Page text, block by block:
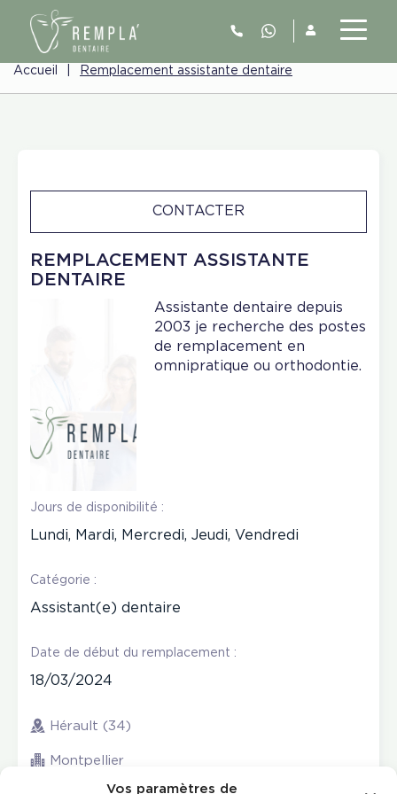
Vos paramètres de
Accueil Remplacement assistante dentaire
REMPLACEMENT ASSISTANTE
DENTAIRE
CONTACTER
Assistante dentaire depuis
2003 je recherche des postes
de remplacement en
omnipratique ou orthodontie.
Jours de disponibilité :
Lundi, Mardi, Mercredi, Jeudi, Vendredi
Catégorie :
Assistant(e) dentaire
Date de début du remplacement :
18/03/2024
Hérault (34)
Montpellier